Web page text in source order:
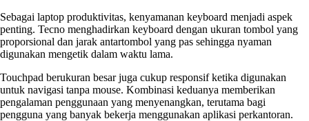
Sebagai laptop produktivitas, kenyamanan keyboard menjadi aspek
penting. Tecno menghadirkan keyboard dengan ukuran tombol yang
proporsional dan jarak antartombol yang pas sehingga nyaman
digunakan mengetik dalam waktu lama.
Touchpad berukuran besar juga cukup responsif ketika digunakan
untuk navigasi tanpa mouse. Kombinasi keduanya memberikan
pengalaman penggunaan yang menyenangkan, terutama bagi
pengguna yang banyak bekerja menggunakan aplikasi perkantoran.